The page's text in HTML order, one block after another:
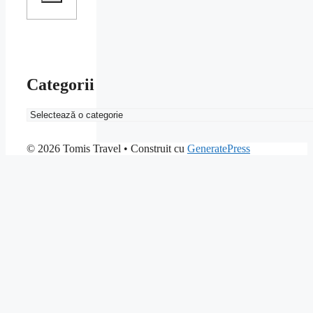
Categorii
Categorii
© 2026 Tomis Travel • Construit cu GeneratePress